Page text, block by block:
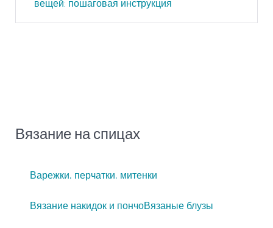
вещей: пошаговая инструкция
Вязание на спицах
Варежки, перчатки, митенки
Вязание накидок и пончоВязаные блузы